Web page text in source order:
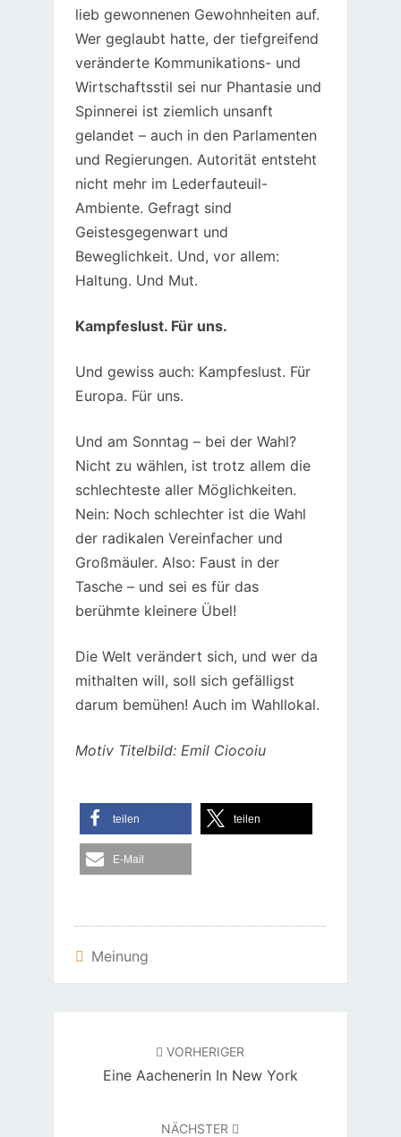
lieb gewonnenen Gewohnheiten auf.
Wer geglaubt hatte, der tiefgreifend
veränderte Kommunikations- und
Wirtschaftsstil sei nur Phantasie und
Spinnerei ist ziemlich unsanft
gelandet – auch in den Parlamenten
und Regierungen. Autorität entsteht
nicht mehr im Lederfauteuil-
Ambiente. Gefragt sind
Geistesgegenwart und
Beweglichkeit. Und, vor allem:
Haltung. Und Mut.
Kampfeslust. Für uns.
Und gewiss auch: Kampfeslust. Für
Europa. Für uns.
Und am Sonntag – bei der Wahl?
Nicht zu wählen, ist trotz allem die
schlechteste aller Möglichkeiten.
Nein: Noch schlechter ist die Wahl
der radikalen Vereinfacher und
Großmäuler. Also: Faust in der
Tasche – und sei es für das
berühmte kleinere Übel!
Die Welt verändert sich, und wer da
mithalten will, soll sich gefälligst
darum bemühen! Auch im Wahllokal.
Motiv Titelbild: Emil Ciocoiu
teilen teilen
E-Mail
Meinung
VORHERIGER
Eine Aachenerin In New York
NÄCHSTER